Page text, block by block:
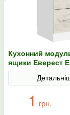
Кухонний
ящики Еверест
крафт білий/
40х46х82
1 грн.